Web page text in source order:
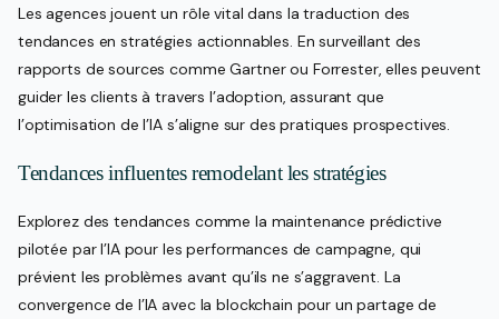
Les agences jouent un rôle vital dans la traduction des
tendances en stratégies actionnables. En surveillant des
rapports de sources comme Gartner ou Forrester, elles peuvent
guider les clients à travers l’adoption, assurant que
l’optimisation de l’IA s’aligne sur des pratiques prospectives.
Tendances influentes remodelant les stratégies
Explorez des tendances comme la maintenance prédictive
pilotée par l’IA pour les performances de campagne, qui
prévient les problèmes avant qu’ils ne s’aggravent. La
convergence de l’IA avec la blockchain pour un partage de